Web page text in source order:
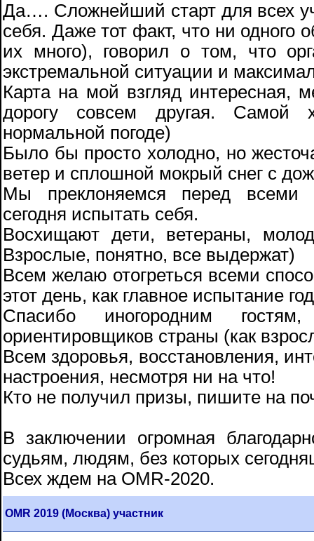
Да…. Сложнейший старт для всех
себя. Даже тот факт, что ни одного
их много), говорил о том, что
экстремальной ситуации и
Карта на мой взгляд интересная,
дорогу совсем другая. Самой
нормальной погоде)
Было бы просто холодно, но
ветер и сплошной мокрый снег с
Мы преклоняемся перед всеми
сегодня испытать себя.
Восхищают дети, ветераны,
Взрослые, понятно, все выдержат)
Всем желаю отогреться всеми
этот день, как главное испытание
Спасибо иногородним
ориентировщиков страны (как
Всем здоровья, восстановления,
настроения, несмотря ни на что!
Кто не получил призы, пишите на
В заключении огромная
судьям, людям, без которых
Всех ждем на OMR-2020.
OMR 2019 (Москва) участник